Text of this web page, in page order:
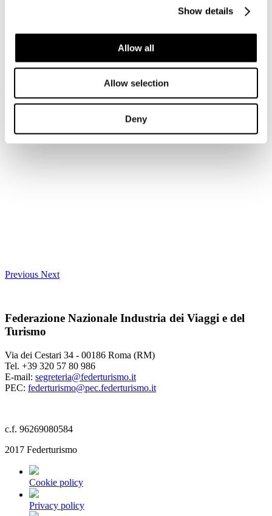
Show details
Allow all
Allow selection
Deny
Login
Risparmia con le nostre convenzioni
Previous Next
Federazione Nazionale Industria dei Viaggi e del
Turismo
Via dei Cestari 34 - 00186 Roma (RM)
Tel. +39 320 57 80 986
E-mail: segreteria@federturismo.it
PEC: federturismo@pec.federturismo.it
c.f. 96269080584
2017 Federturismo
Cookie policy
Privacy policy